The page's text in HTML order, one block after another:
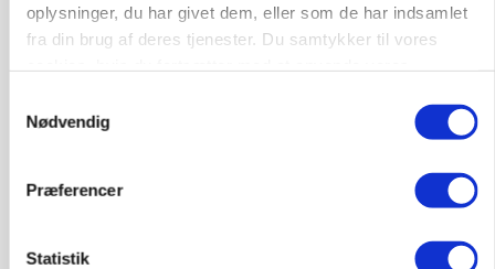
oplysninger, du har givet dem, eller som de har indsamlet
fra din brug af deres tjenester. Du samtykker til vores
Nødvendig
Præferencer
Statistik
Fra mark til mur: Byggeriet kan åbne nyt
marked for biokul